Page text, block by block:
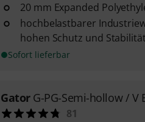
20 mm Expanded
hochbelastbarer
hohen Schutz und Stabilität
Sofort lieferbar
Gator G-PG-Semi-hollow / V
81